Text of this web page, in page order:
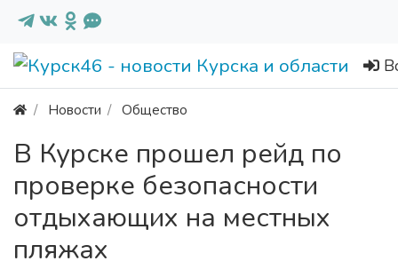
Новости Общество
В Курске прошел рейд по
проверке безопасности
отдыхающих на местных
пляжах